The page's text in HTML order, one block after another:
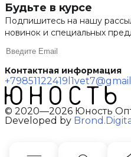
Будьте в курсе
Подпишитесь на нашу
новинок и специальных
Контактная информация
+79851122419
© 2020—2026 Юность
Developed by